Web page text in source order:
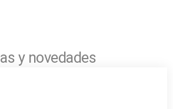
y novedades